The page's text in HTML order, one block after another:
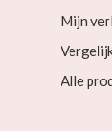
Mijn
Alle